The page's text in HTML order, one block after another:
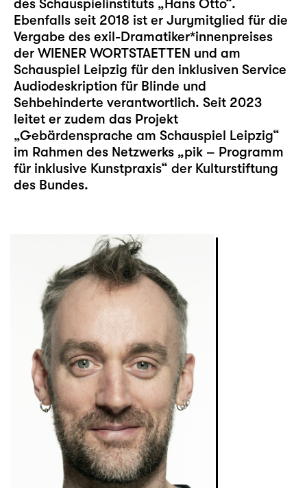
des Schauspielinstituts „Hans Otto“.
Ebenfalls seit 2018 ist er Jurymitglied für die
Vergabe des exil-Dramatiker*innenpreises
der WIENER WORTSTAETTEN und am
Schauspiel Leipzig für den inklusiven Service
Audiodeskription für Blinde und
Sehbehinderte verantwortlich. Seit 2023
leitet er zudem das Projekt
„Gebärdensprache am Schauspiel Leipzig“
im Rahmen des Netzwerks „pik – Programm
für inklusive Kunstpraxis“ der Kulturstiftung
des Bundes.